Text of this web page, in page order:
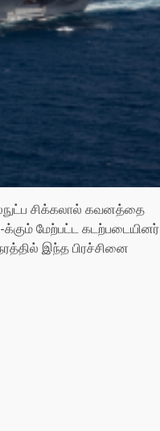
சிக்கலால் கவனத்தை
க்கும் மேற்பட்ட கடற்படையினர்
இந்த பிரச்சினை